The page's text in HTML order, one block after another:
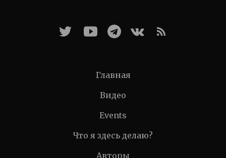
Главная
Видео
Events
Что я здесь делаю?
Авторы